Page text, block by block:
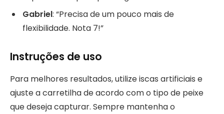
Gabriel: “Precisa de um pouco mais de
flexibilidade. Nota 7!”
Instruções de uso
Para melhores resultados, utilize iscas artificiais e
ajuste a carretilha de acordo com o tipo de peixe
que deseja capturar. Sempre mantenha o